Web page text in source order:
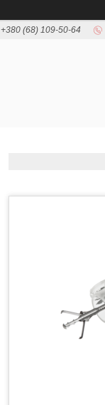
+380 (68) 109-50-64